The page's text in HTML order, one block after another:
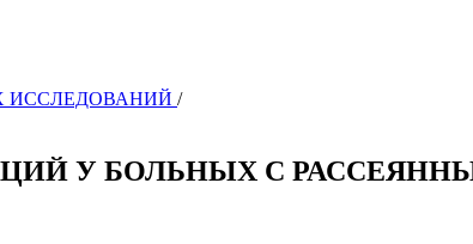
ИССЛЕДОВАНИЙ /
У БОЛЬНЫХ С